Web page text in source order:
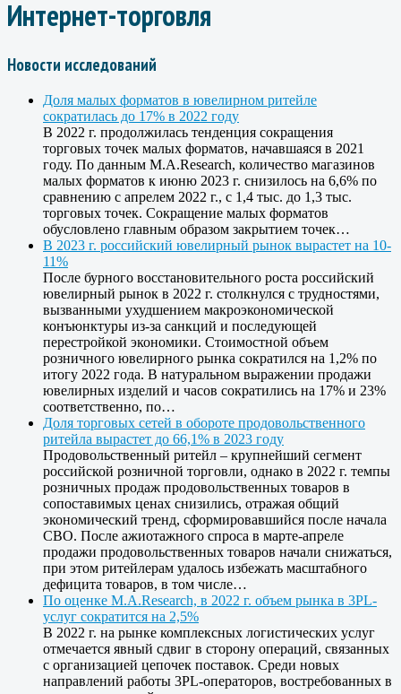
Интернет-торговля
Новости исследований
Доля малых форматов в ювелирном ритейле
сократилась до 17% в 2022 году
В 2022 г. продолжилась тенденция сокращения
торговых точек малых форматов, начавшаяся в 2021
году. По данным M.A.Research, количество магазинов
малых форматов к июню 2023 г. снизилось на 6,6% по
сравнению с апрелем 2022 г., с 1,4 тыс. до 1,3 тыс.
торговых точек. Сокращение малых форматов
обусловлено главным образом закрытием точек…
В 2023 г. российский ювелирный рынок вырастет на 10-
11%
После бурного восстановительного роста российский
ювелирный рынок в 2022 г. столкнулся с трудностями,
вызванными ухудшением макроэкономической
конъюнктуры из-за санкций и последующей
перестройкой экономики. Стоимостной объем
розничного ювелирного рынка сократился на 1,2% по
итогу 2022 года. В натуральном выражении продажи
ювелирных изделий и часов сократились на 17% и 23%
соответственно, по…
Доля торговых сетей в обороте продовольственного
ритейла вырастет до 66,1% в 2023 году
Продовольственный ритейл – крупнейший сегмент
российской розничной торговли, однако в 2022 г. темпы
розничных продаж продовольственных товаров в
сопоставимых ценах снизились, отражая общий
экономический тренд, сформировавшийся после начала
СВО. После ажиотажного спроса в марте-апреле
продажи продовольственных товаров начали снижаться,
при этом ритейлерам удалось избежать масштабного
дефицита товаров, в том числе…
По оценке M.A.Research, в 2022 г. объем рынка в 3PL-
услуг сократится на 2,5%
В 2022 г. на рынке комплексных логистических услуг
отмечается явный сдвиг в сторону операций, связанных
с организацией цепочек поставок. Среди новых
направлений работы 3PL-операторов, востребованных в